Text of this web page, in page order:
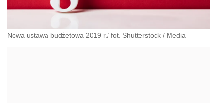
Nowa ustawa budżetowa 2019 r./ fot. Shutterstock / Media